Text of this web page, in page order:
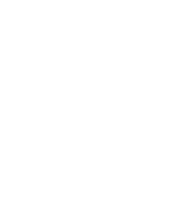
нежности и женственности.